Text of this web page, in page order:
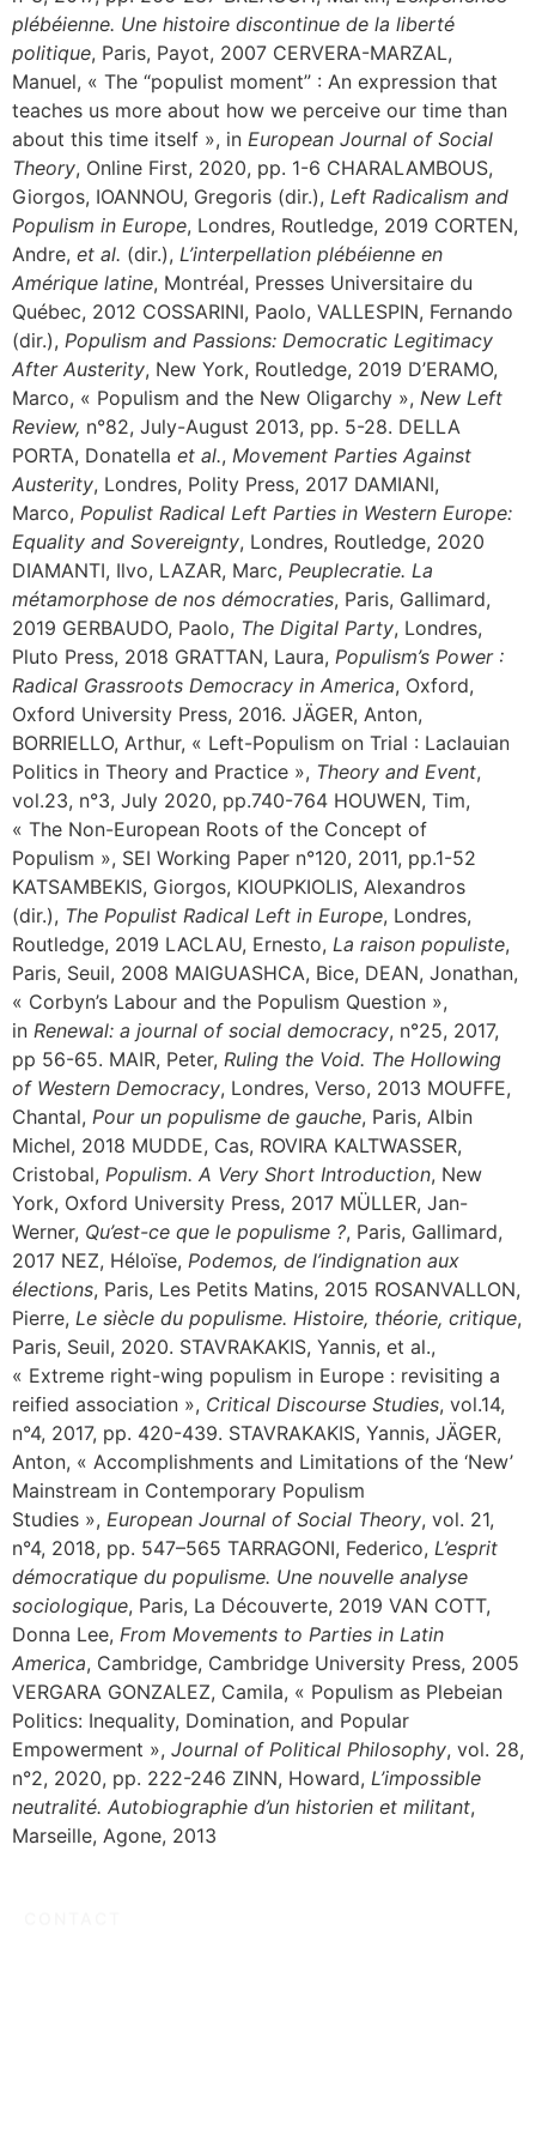
plébéienne. Une histoire discontinue de la liberté
politique, Paris, Payot, 2007 CERVERA-MARZAL,
Manuel, « The “populist moment” : An expression that
teaches us more about how we perceive our time than
about this time itself », in European Journal of Social
Theory, Online First, 2020, pp. 1-6 CHARALAMBOUS,
Giorgos, IOANNOU, Gregoris (dir.), Left Radicalism and
Populism in Europe, Londres, Routledge, 2019 CORTEN,
Andre, et al. (dir.), L’interpellation plébéienne en
Amérique latine, Montréal, Presses Universitaire du
Québec, 2012 COSSARINI, Paolo, VALLESPIN, Fernando
(dir.), Populism and Passions: Democratic Legitimacy
After Austerity, New York, Routledge, 2019 D’ERAMO,
Marco, « Populism and the New Oligarchy », New Left
Review, n°82, July-August 2013, pp. 5-28. DELLA
PORTA, Donatella et al., Movement Parties Against
Austerity, Londres, Polity Press, 2017 DAMIANI,
Marco, Populist Radical Left Parties in Western Europe:
Equality and Sovereignty, Londres, Routledge, 2020
DIAMANTI, Ilvo, LAZAR, Marc, Peuplecratie. La
métamorphose de nos démocraties, Paris, Gallimard,
2019 GERBAUDO, Paolo, The Digital Party, Londres,
Pluto Press, 2018 GRATTAN, Laura, Populism’s Power :
Radical Grassroots Democracy in America, Oxford,
Oxford University Press, 2016. JÄGER, Anton,
BORRIELLO, Arthur, « Left-Populism on Trial : Laclauian
Politics in Theory and Practice », Theory and Event,
vol.23, n°3, July 2020, pp.740-764 HOUWEN, Tim,
« The Non-European Roots of the Concept of
Populism », SEI Working Paper n°120, 2011, pp.1-52
KATSAMBEKIS, Giorgos, KIOUPKIOLIS, Alexandros
(dir.), The Populist Radical Left in Europe, Londres,
Routledge, 2019 LACLAU, Ernesto, La raison populiste,
Paris, Seuil, 2008 MAIGUASHCA, Bice, DEAN, Jonathan,
« Corbyn’s Labour and the Populism Question »,
in Renewal: a journal of social democracy, n°25, 2017,
pp 56-65. MAIR, Peter, Ruling the Void. The Hollowing
of Western Democracy, Londres, Verso, 2013 MOUFFE,
Chantal, Pour un populisme de gauche, Paris, Albin
Michel, 2018 MUDDE, Cas, ROVIRA KALTWASSER,
Cristobal, Populism. A Very Short Introduction, New
York, Oxford University Press, 2017 MÜLLER, Jan-
Werner, Qu’est-ce que le populisme ?, Paris, Gallimard,
2017 NEZ, Héloïse, Podemos, de l’indignation aux
élections, Paris, Les Petits Matins, 2015 ROSANVALLON,
Pierre, Le siècle du populisme. Histoire, théorie, critique,
Paris, Seuil, 2020. STAVRAKAKIS, Yannis, et al.,
« Extreme right-wing populism in Europe : revisiting a
reified association », Critical Discourse Studies, vol.14,
n°4, 2017, pp. 420-439. STAVRAKAKIS, Yannis, JÄGER,
Anton, « Accomplishments and Limitations of the ‘New’
Mainstream in Contemporary Populism
Studies », European Journal of Social Theory, vol. 21,
n°4, 2018, pp. 547–565 TARRAGONI, Federico, L’esprit
démocratique du populisme. Une nouvelle analyse
sociologique, Paris, La Découverte, 2019 VAN COTT,
Donna Lee, From Movements to Parties in Latin
America, Cambridge, Cambridge University Press, 2005
VERGARA GONZALEZ, Camila, « Populism as Plebeian
Politics: Inequality, Domination, and Popular
Empowerment », Journal of Political Philosophy, vol. 28,
n°2, 2020, pp. 222-246 ZINN, Howard, L’impossible
neutralité. Autobiographie d’un historien et militant,
Marseille, Agone, 2013